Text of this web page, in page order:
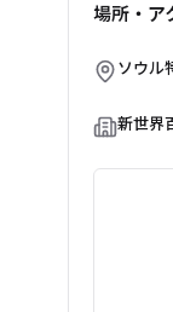
場所・ア
ソウル
新世界